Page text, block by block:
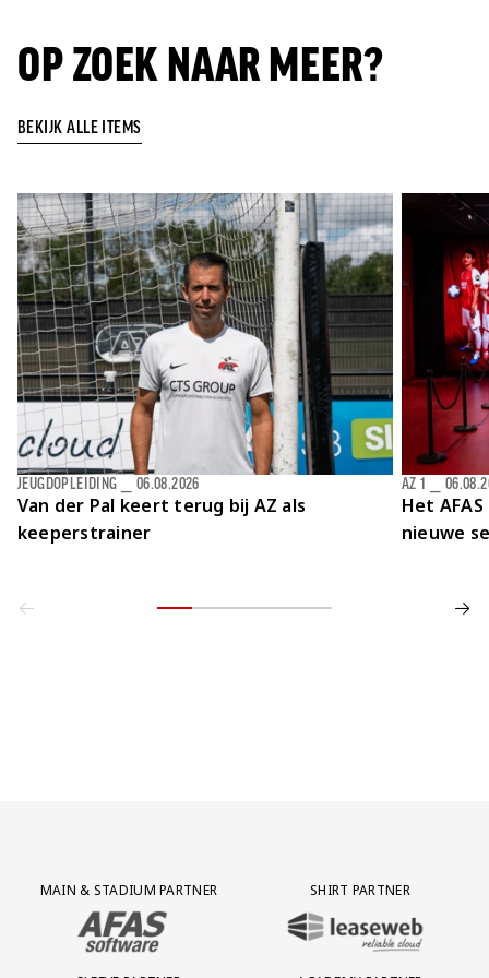
OP ZOEK NAAR MEER?
BEKIJK ALLE ITEMS
Van der Pal keert terug bij AZ als
keeperstrainer
JEUGDOPLEIDING 06.08.2026
Het
nieuwe
AZ 1
Partner Logos Grid
MAIN & STADIUM PARTNER
BEZOEK ONZE MAIN & STADIUM PARTNER AFAS SOFTWARE
SHIRT PARTNER
BEZOEK ONZE SHIRT PARTNER